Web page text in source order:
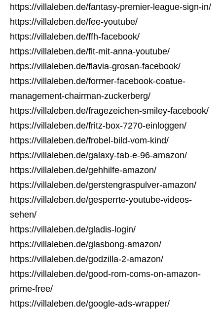
https://villaleben.de/fantasy-premier-league-sign-in/
https://villaleben.de/fee-youtube/
https://villaleben.de/ffh-facebook/
https://villaleben.de/fit-mit-anna-youtube/
https://villaleben.de/flavia-grosan-facebook/
https://villaleben.de/former-facebook-coatue-
management-chairman-zuckerberg/
https://villaleben.de/fragezeichen-smiley-facebook/
https://villaleben.de/fritz-box-7270-einloggen/
https://villaleben.de/frobel-bild-vom-kind/
https://villaleben.de/galaxy-tab-e-96-amazon/
https://villaleben.de/gehhilfe-amazon/
https://villaleben.de/gerstengraspulver-amazon/
https://villaleben.de/gesperrte-youtube-videos-
sehen/
https://villaleben.de/gladis-login/
https://villaleben.de/glasbong-amazon/
https://villaleben.de/godzilla-2-amazon/
https://villaleben.de/good-rom-coms-on-amazon-
prime-free/
https://villaleben.de/google-ads-wrapper/